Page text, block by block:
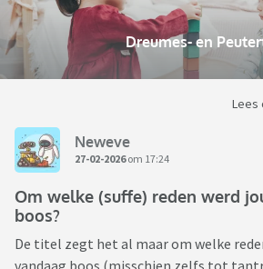
Dreumes- en
Lees
Neweve
27-02-2026om 17:24
Om welke (suffe) reden werd
boos?
De titel zegt het al maar om welke